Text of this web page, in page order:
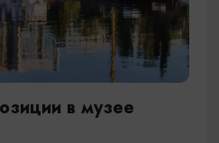
в музее